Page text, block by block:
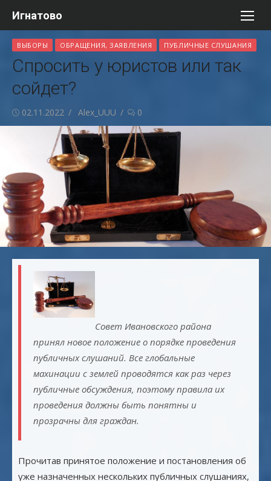
содержимому
Игнатово
ВЫБОРЫ ОБРАЩЕНИЯ, ЗАЯВЛЕНИЯ ПУБЛИЧНЫЕ СЛУШАНИЯ
Спросить у юристов или так
сойдет?
Опубликовано
02.11.2022 Автор
Alex_UUU 0
Совет Ивановского района
принял новое положение о порядке проведения
публичных слушаний. Все глобальные
махинации с землей проводятся как раз через
публичные обсуждения, поэтому правила их
проведения должны быть понятны и
прозрачны для граждан.
Прочитав принятое положение и постановления об
уже назначенных нескольких публичных слушаниях,